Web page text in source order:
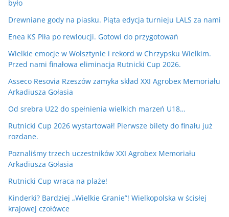
było
Drewniane gody na piasku. Piąta edycja turnieju LALS za nami
Enea KS Piła po rewloucji. Gotowi do przygotowań
Wielkie emocje w Wolsztynie i rekord w Chrzypsku Wielkim.
Przed nami finałowa eliminacja Rutnicki Cup 2026.
Asseco Resovia Rzeszów zamyka skład XXI Agrobex Memoriału
Arkadiusza Gołasia
Od srebra U22 do spełnienia wielkich marzeń U18…
Rutnicki Cup 2026 wystartował! Pierwsze bilety do finału już
rozdane.
Poznaliśmy trzech uczestników XXI Agrobex Memoriału
Arkadiusza Gołasia
Rutnicki Cup wraca na plaże!
Kinderki? Bardziej „Wielkie Granie”! Wielkopolska w ścisłej
krajowej czołówce